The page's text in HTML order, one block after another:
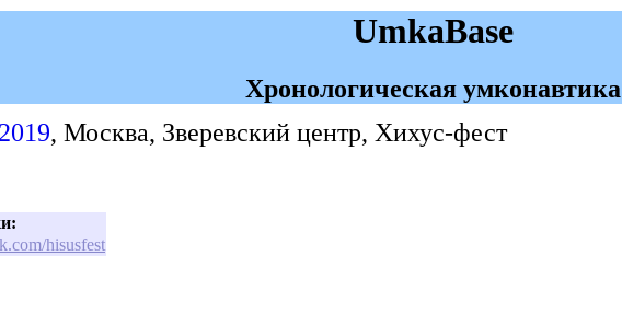
UmkaBase
Хронологическая умконавтика
2019, Москва, Зверевский центр, Хихус-фест
hisusfest